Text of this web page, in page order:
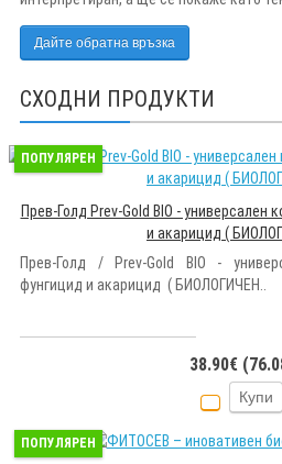
Дайте обратна връзка
СХОДНИ ПРОДУКТИ
ПОПУЛЯРЕН
Прев-Голд Prev-Gold BIO - универсален
и акарицид (
Прев-Голд / Prev-Gold BIO -
фунгицид и акарицид ( БИОЛОГИЧЕН..
38.90€
Купи
ПОПУЛЯРЕН